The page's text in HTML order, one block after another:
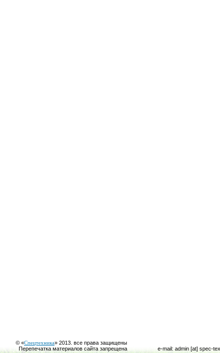
© «Спецтехника» 2013. все права защищены
Перепечатка материалов сайта запрещена
e-mail: admin [at] spec-